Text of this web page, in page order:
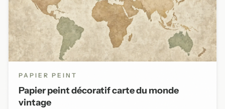
PAPIER PEINT
Papier peint décoratif carte du monde
vintage